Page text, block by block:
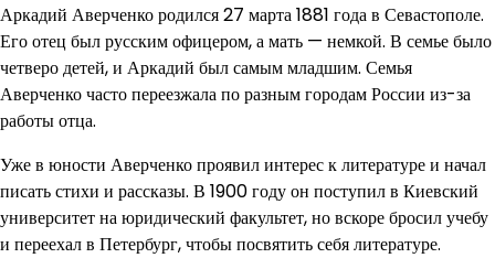
Аркадий Аверченко родился 27 марта 1881 года в Севастополе.
Его отец был русским офицером, а мать — немкой. В семье было
четверо детей, и Аркадий был самым младшим. Семья
Аверченко часто переезжала по разным городам России из-за
работы отца.
Уже в юности Аверченко проявил интерес к литературе и начал
писать стихи и рассказы. В 1900 году он поступил в Киевский
университет на юридический факультет, но вскоре бросил учебу
и переехал в Петербург, чтобы посвятить себя литературе.